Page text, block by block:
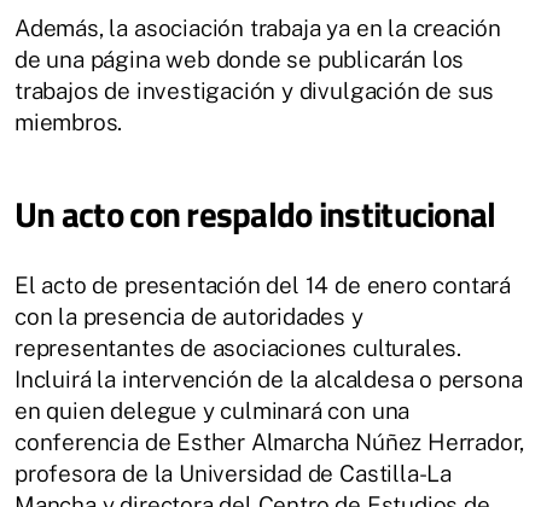
Además, la asociación trabaja ya en la creación
de una página web donde se publicarán los
trabajos de investigación y divulgación de sus
miembros.
Un acto con respaldo institucional
El acto de presentación del 14 de enero contará
con la presencia de autoridades y
representantes de asociaciones culturales.
Incluirá la intervención de la alcaldesa o persona
en quien delegue y culminará con una
conferencia de Esther Almarcha Núñez Herrador,
profesora de la Universidad de Castilla-La